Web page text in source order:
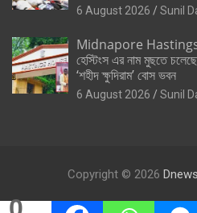
6 August 2026 Sunil
Midnapore Hastings
হেস্টিংস এর নাম মুছতে
‘শহীদ ক্ষুদিরাম’ বোস ভবন
6 August 2026 Sunil
Copyright © 2026 Dnews